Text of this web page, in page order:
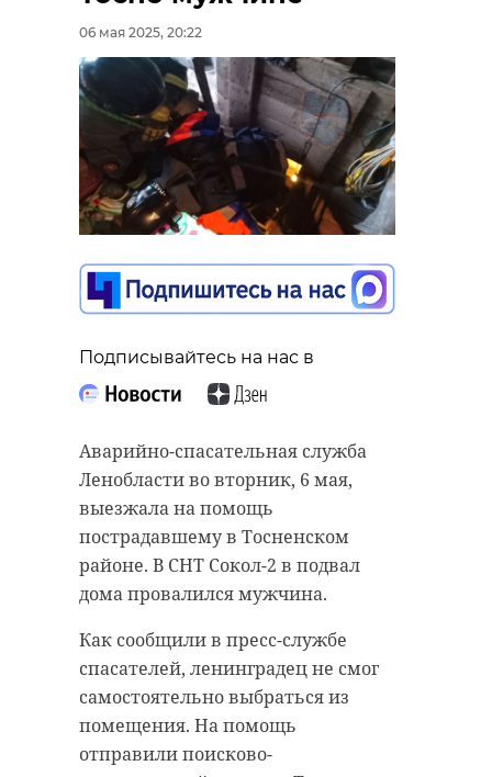
06 мая 2025, 20:22
Подписывайтесь на нас в
Аварийно-спасательная служба
Ленобласти во вторник, 6 мая,
выезжала на помощь
пострадавшему в Тосненском
районе. В СНТ Сокол-2 в подвал
дома провалился мужчина.
Как сообщили в пресс-службе
спасателей, ленинградец не смог
самостоятельно выбраться из
помещения. На помощь
отправили поисково-